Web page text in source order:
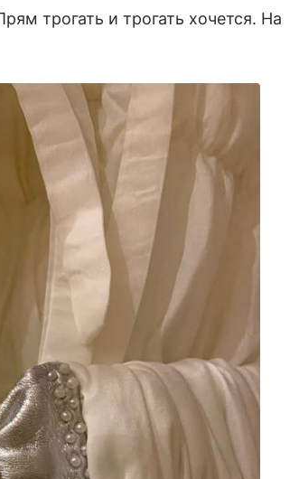
трогать и трогать хочется. На